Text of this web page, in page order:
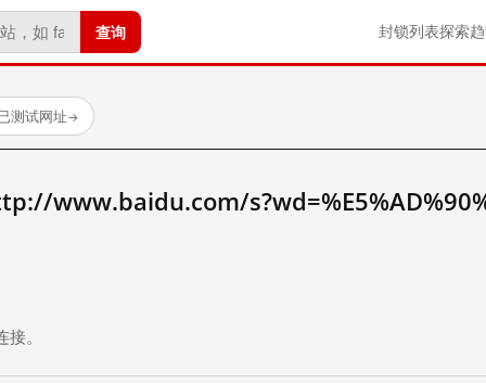
查询 封锁列表探索
测试网址→
www.baidu.com/
。